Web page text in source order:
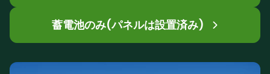
蓄電池のみ(パネルは設置済み)